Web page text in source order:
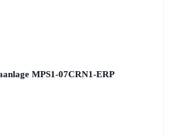
MPS1-07CRN1-ERP